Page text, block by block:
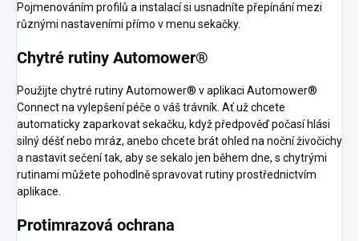
Pojmenováním profilů a instalací si usnadníte přepínání mezi
různými nastaveními přímo v menu sekačky.
Chytré rutiny Automower®
Použijte chytré rutiny Automower® v aplikaci Automower®
Connect na vylepšení péče o váš trávník. Ať už chcete
automaticky zaparkovat sekačku, když předpověď počasí hlási
silný déšť nebo mráz, anebo chcete brát ohled na noční živočichy
a nastavit sečení tak, aby se sekalo jen během dne, s chytrými
rutinami můžete pohodlně spravovat rutiny prostřednictvím
aplikace.
Protimrazová ochrana